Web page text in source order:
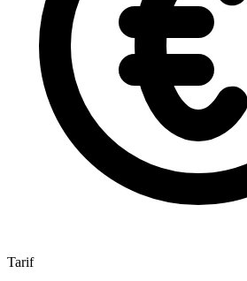
Tarif